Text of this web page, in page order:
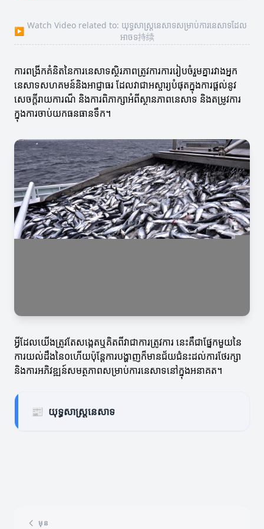
▶
Watch Video related to: យុទ្ធសាស្ត្រនេសាទសម្រាប់ការនេសាទដែល
អាចទ持续
ការពង្រីកគំនិតនៃការនេសាទស្ថិរភាពត្រូវការការរៀបចំរួមគ្នារវាងអ្នក
នេសាទសហគមន៍និងអាជ្ញាធរ ដែលវាជាអស្ចារ្យបំផុតក្នុងការផ្តល់នូវ
សេចក្តីរាយការណ៏ និងការពិភាក្សាអំពីស្ថានភាពនេសាទ និងតម្រូវការ
ក្នុងការចាប់យកធនធានទឹក។
អ្វីដែលយើងត្រូវតែសង្កេតឬគិតពីវាជាការត្រូវការ នេះគឺជាផ្នែកមួយនៃ
ការយល់ដឹងនៃ០ហើយប៉ុន្តែការបង្ហាញក៏មានជ័យជំនះដល់ការថែរក្សា
និងការអភិវឌ្ឍន៍សមត្ថភាពសម្រាប់ការនេសាទនៅក្នុងអនាគត។
📰 យុទ្ធសាស្ត្រនេសាទ
មុន